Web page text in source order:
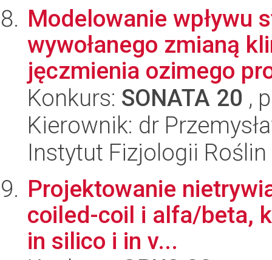
Modelowanie wpływu
wywołanego zmianą
jęczmienia ozimego
Konkurs: SONATA 20 ,
Kierownik: dr
Instytut Fizjologii
Projektowanie
coiled-coil i alfa/beta,
in silico i in v...